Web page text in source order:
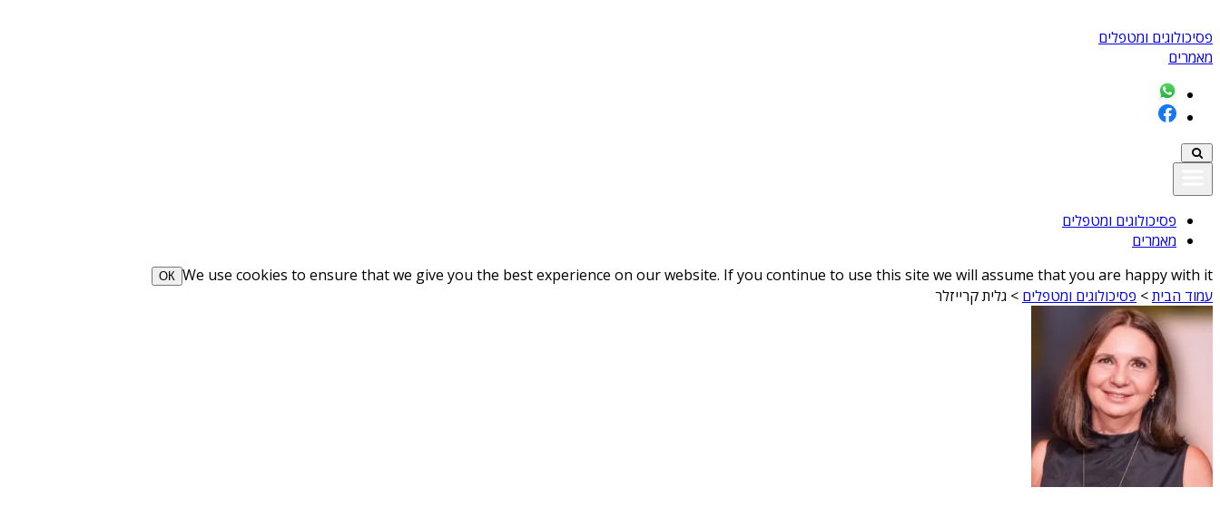
פסיכולוגים ומטפלים
מאמרים
פסיכולוגים ומטפלים
מאמרים
We use cookies to ensure that we give you the best experience on our website. If you continue to use this site we will assume that you are happy with it
ОК
עמוד הבית> פסיכולוגים ומטפלים > גלית קרייזלר